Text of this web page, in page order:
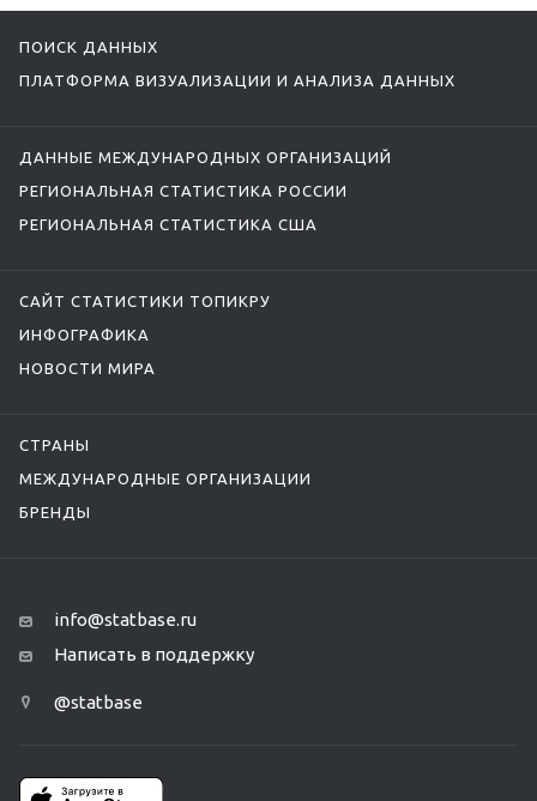
ПОИСК ДАННЫХ
ПЛАТФОРМА ВИЗУАЛИЗАЦИИ И АНАЛИЗА ДАННЫХ
ДАННЫЕ МЕЖДУНАРОДНЫХ ОРГАНИЗАЦИЙ
РЕГИОНАЛЬНАЯ СТАТИСТИКА РОССИИ
РЕГИОНАЛЬНАЯ СТАТИСТИКА США
САЙТ СТАТИСТИКИ ТОПИКРУ
ИНФОГРАФИКА
НОВОСТИ МИРА
СТРАНЫ
МЕЖДУНАРОДНЫЕ ОРГАНИЗАЦИИ
БРЕНДЫ
info@statbase.ru
Написать в поддержку
@statbase